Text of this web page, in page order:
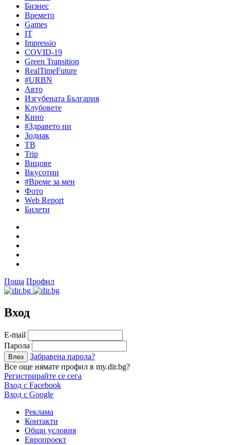
Бизнес
Времето
Games
IT
Impressio
COVID-19
Green Transition
RealTimeFuture
#URBN
Авто
Изгубената България
Клубовете
Кино
#Здравето ни
Зодиак
ТВ
Trip
Вицове
Вкусотии
#Време за мен
Фото
Web Report
Билети
Поща Профил
Вход
Е-mail
Парола
Забравена парола?
Все още нямате профил в my.dir.bg?
Регистрирайте се сега
Вход с Facebook
Вход с Google
Реклама
Контакти
Общи условия
Европроект